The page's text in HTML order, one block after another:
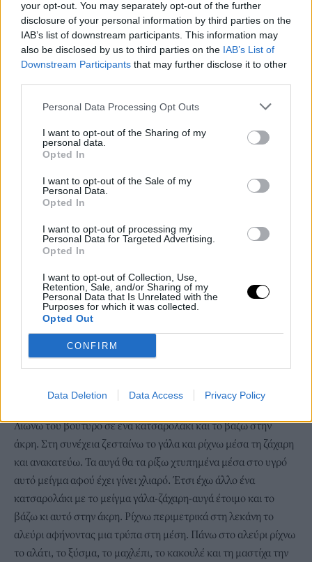
your opt-out. You may separately opt-out of the further
disclosure of your personal information by third parties on the
IAB’s list of downstream participants. This information may
also be disclosed by us to third parties on the IAB’s List of
Downstream Participants that may further disclose it to other
Personal Data Processing Opt Outs
I want to opt-out of the Sharing of my
personal data.
Opted In
I want to opt-out of the Sale of my
Personal Data.
Opted In
I want to opt-out of processing my
Personal Data for Targeted Advertising.
Opted In
I want to opt-out of Collection, Use,
Retention, Sale, and/or Sharing of my
Personal Data that Is Unrelated with the
Purposes for which it was collected.
Opted Out
CONFIRM
Data Deletion Data Access Privacy Policy
«μυστική» συνταγή που είχε αποκαλύψει το 2017 η Δέσποινα
Βανδή.
Δείτε τη συνταγή της Δέσποινας Βανδή για τσουρέκια
Υλικά
2 1/2 κιλά αλεύρι για όλες τις χρήσεις
1 1/2 φλ. χλιαρό νερό
300γρ. βούτυρο αιγοπρόβειο
600 γρ. γάλα
1 φακελάκι μαχλέπι
1 φακελάκι κακουλε
5-6 κομματάκια μαστίχας
Ξύσμα από 1 πορτοκάλι
Εκτέλεση
Ετοιμάζουμε το προζύμι. Νερο μαγιά και 1/2 κιλό αλεύρι! Να
θυμάστε ότι το σημαντικότερο στο να φτιάξετε τσουρέκια είναι
πως όλα τα υλικά πρέπει να είναι σε θερμοκρασία δωματίου. Τα
του ψυγείου να μην είναι παγωμένα και τα ζεστά να μην είναι
καυτά. Όση ώρα κάνει το προζύμι να φουσκώσει εγώ
Λιώνω του βούτυρο σε ένα κατσαρολάκι και το βάζω στην
άκρη. Στη συνέχεια ζεσταίνω το γάλα και ρίχνω μέσα τη ζάχαρη
και ανακατεύω. Τα αυγά θα τα ρίξω χτυπημένα μέσα στο υγρό
αυτό μείγμα αφού έχει γίνει χλιαρό. Έτσι έχω άλλο ένα
κατσαρολάκι με το μείγμα γάλα-ζάχαρη-αυγά έτοιμο και το
βάζω κι αυτό στην άκρη. Ρίχνω περιμετρικά στη λεκάνη το
αλεύρι αφήνοντας μια τρύπα στη μέση. Πάνω στο αλεύρι ρίχνω
το αλάτι, το ξύσμα, το μαχλέπι, το κακουλέ και τη μαστίχα την